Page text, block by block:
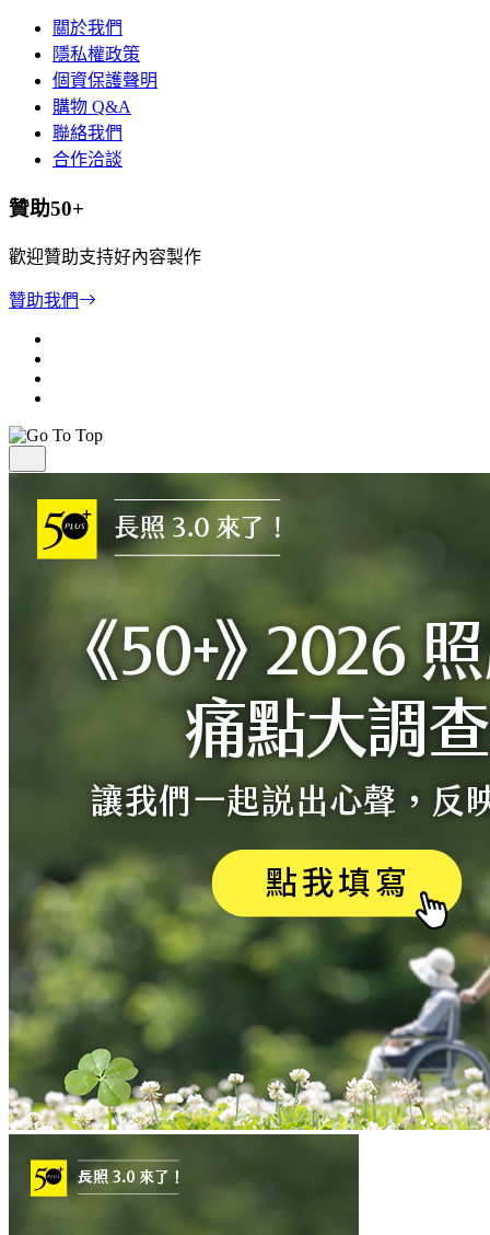
關於我們
隱私權政策
個資保護聲明
購物 Q&A
聯絡我們
合作洽談
贊助50+
歡迎贊助支持好內容製作
贊助我們